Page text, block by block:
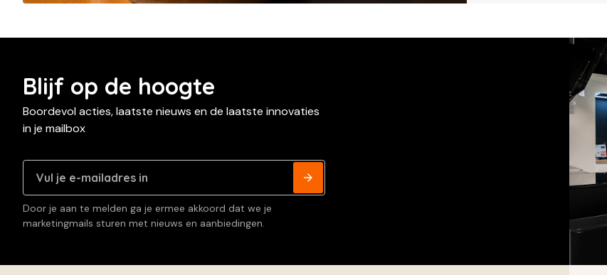
Blijf op de hoogte
Boordevol acties, laatste nieuws en de laatste innovaties
in je mailbox
Door je aan te melden ga je ermee akkoord dat we je
marketingmails sturen met nieuws en aanbiedingen.